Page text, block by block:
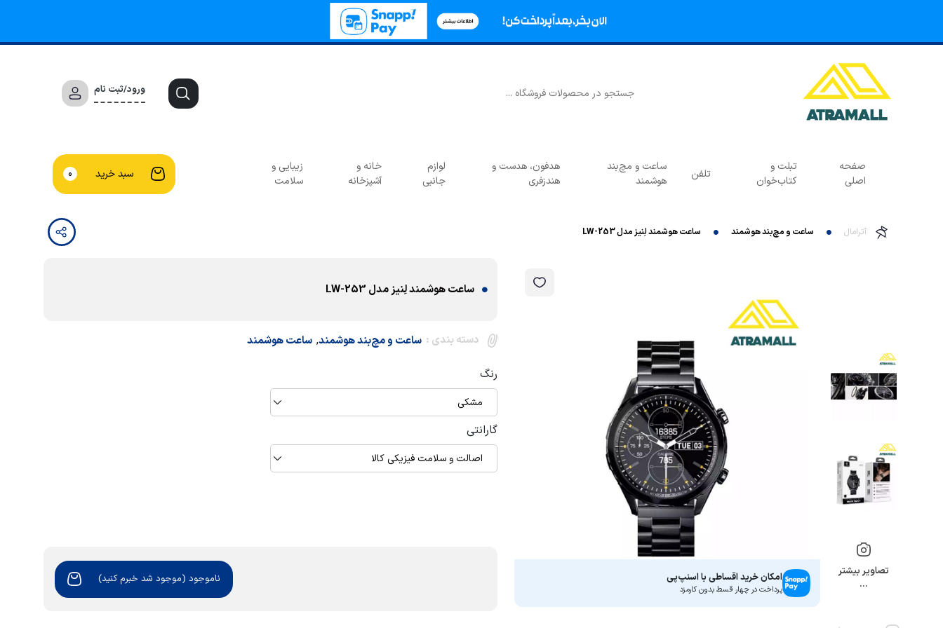
ورود/ثبت نام
صفحه
اصلی
تبلت و
کتاب‌خوان
تلفن
ساعت و مچ‌بند
هوشمند
هدفون، هدست و
هندزفری
لوازم
جانبی
خانه و
آشپزخانه
زیبایی و
سلامت
سبد خرید 0
آترامال ساعت و مچ‌بند هوشمند ساعت هوشمند لِنیز مدل LW-253
تصاویر بیشتر
…
امکان خرید اقساطی با اسنپ‌پی
پرداخت در چهار قسط بدون کارمزد
ساعت هوشمند لِنیز مدل LW-253
دسته بندی : ساعت و مچ‌بند هوشمند, ساعت هوشمند
رنگ
مشکی
گارانتی
اصالت و سلامت فیزیکی کالا
ناموجود (موجود شد خبرم کنید)